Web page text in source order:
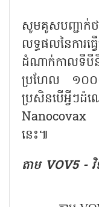
សូមគូសបញ្ជា
លទ្ធផលនៃការ
ដំណាក់កាលទីបី
ប្រហែល ១០
ប្រសិនបើអ្វី
Nanocovax
នេះ៕
តាម​ VOV5 -